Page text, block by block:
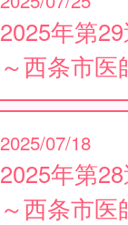
2025年第29
～西条市医
2025/07/18
2025年第28
～西条市医